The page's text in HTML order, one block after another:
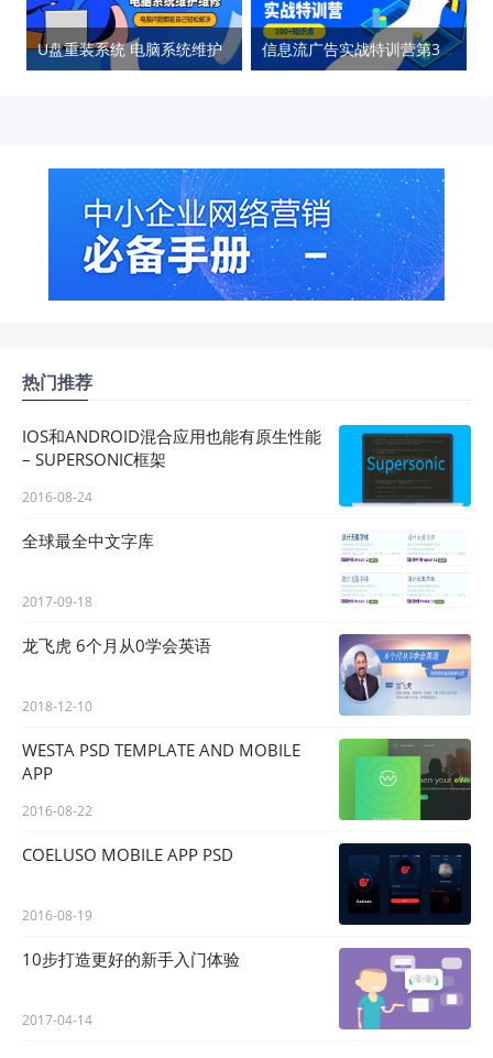
U盘重装系统 电脑系统维护 信息流广告实战特训营第37期
热门推荐
IOS和ANDROID混合应用也能有原生性能
– SUPERSONIC框架
2016-08-24
全球最全中文字库
2017-09-18
龙飞虎 6个月从0学会英语
2018-12-10
WESTA PSD TEMPLATE AND MOBILE
APP
2016-08-22
COELUSO MOBILE APP PSD
2016-08-19
10步打造更好的新手入门体验
2017-04-14